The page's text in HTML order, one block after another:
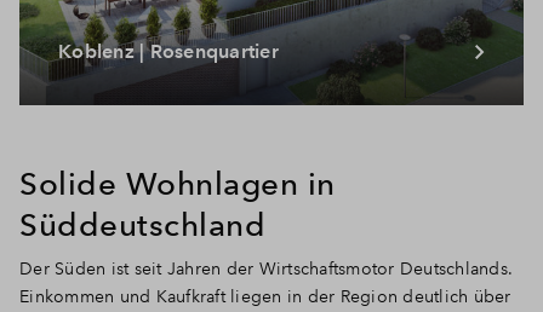
Koblenz | Rosenquartier
Solide Wohnlagen in
Süddeutschland
Der Süden ist seit Jahren der Wirtschaftsmotor Deutschlands.
Einkommen und Kaufkraft liegen in der Region deutlich über